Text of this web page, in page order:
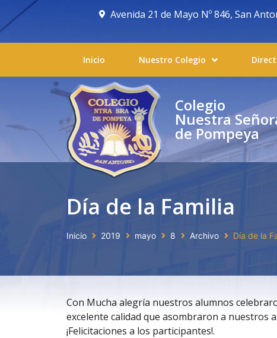
Avenida 21 de Mayo Nº 846, San
Inicio Nuestro Colegio
Colegio
Nuestra
de Pompeya
Día de la Familia
Inicio 2019 mayo 8 Archivo Día de la
Con Mucha alegría nuestros alumnos
excelente calidad que asombraron a nuestros
¡Felicitaciones a los participantes!.